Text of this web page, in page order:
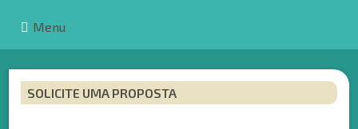
Menu
SOLICITE UMA PROPOSTA